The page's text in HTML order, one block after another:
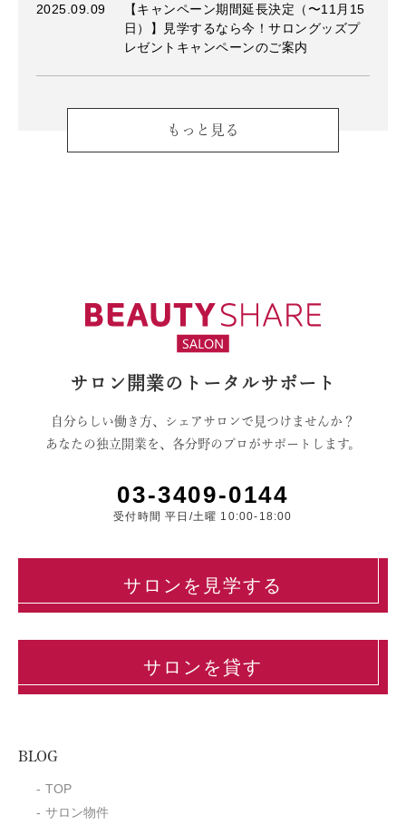
2025.09.09
【キャンペーン期間延長決定（〜11月15
日）】見学するなら今！サロングッズプ
レゼントキャンペーンのご案内
もっと見る
サロン開業のトータルサポート
自分らしい働き方、シェアサロンで見つけませんか？
あなたの独立開業を、各分野のプロがサポートします。
03-3409-0144
受付時間 平日/土曜 10:00-18:00
サロンを見学する
サロンを貸す
BLOG
TOP
サロン物件